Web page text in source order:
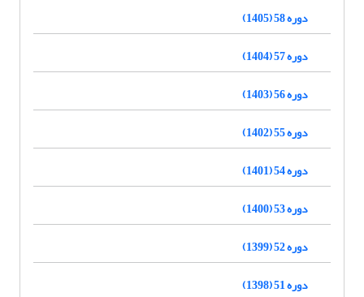
دوره 58 (1405)
دوره 57 (1404)
دوره 56 (1403)
دوره 55 (1402)
دوره 54 (1401)
دوره 53 (1400)
دوره 52 (1399)
دوره 51 (1398)